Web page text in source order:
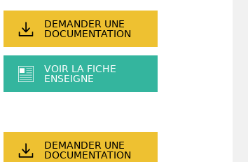
DEMANDER UNE
DOCUMENTATION
VOIR LA FICHE
ENSEIGNE
DEMANDER UNE
DOCUMENTATION